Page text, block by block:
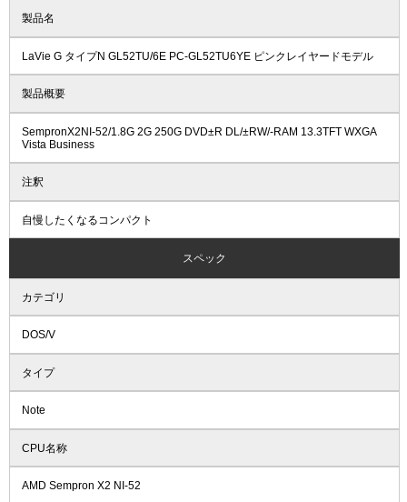
製品名
LaVie G タイプN GL52TU/6E PC-GL52TU6YE ピンクレイヤードモデル
製品概要
SempronX2NI-52/1.8G 2G 250G DVD±R DL/±RW/-RAM 13.3TFT WXGA
Vista Business
注釈
自慢したくなるコンパクト
スペック
カテゴリ
DOS/V
タイプ
Note
CPU名称
AMD Sempron X2 NI-52